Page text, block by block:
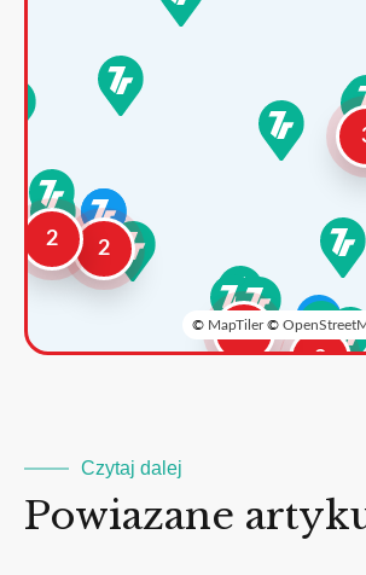
2
2
3
2
© MapTiler©
Czytaj dalej
Powiazane